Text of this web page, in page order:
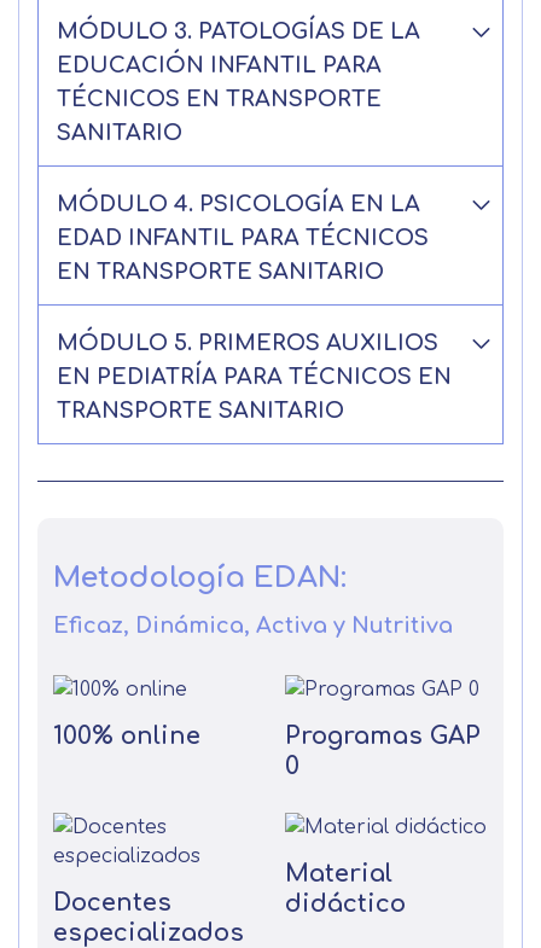
MÓDULO 3. PATOLOGÍAS DE LA
EDUCACIÓN INFANTIL PARA
TÉCNICOS EN TRANSPORTE
SANITARIO
MÓDULO 4. PSICOLOGÍA EN LA
EDAD INFANTIL PARA TÉCNICOS
EN TRANSPORTE SANITARIO
MÓDULO 5. PRIMEROS AUXILIOS
EN PEDIATRÍA PARA TÉCNICOS EN
TRANSPORTE SANITARIO
Metodología EDAN:
Eficaz, Dinámica, Activa y Nutritiva
100% online
Programas GAP
0
Docentes
especializados
Material
didáctico